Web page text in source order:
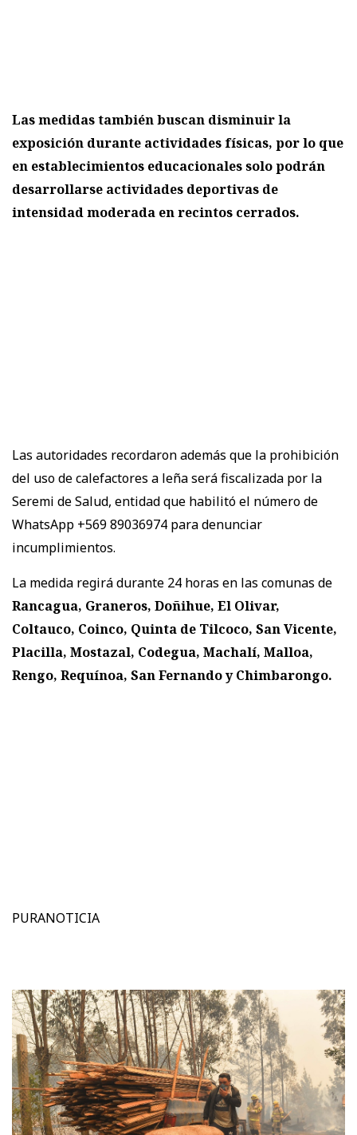
Las medidas también buscan disminuir la
exposición durante actividades físicas, por lo que
en establecimientos educacionales solo podrán
desarrollarse actividades deportivas de
intensidad moderada en recintos cerrados.
Las autoridades recordaron además que la prohibición
del uso de calefactores a leña será fiscalizada por la
Seremi de Salud, entidad que habilitó el número de
WhatsApp +569 89036974 para denunciar
incumplimientos.
La medida regirá durante 24 horas en las comunas de
Rancagua, Graneros, Doñihue, El Olivar,
Coltauco, Coinco, Quinta de Tilcoco, San Vicente,
Placilla, Mostazal, Codegua, Machalí, Malloa,
Rengo, Requínoa, San Fernando y Chimbarongo.
PURANOTICIA